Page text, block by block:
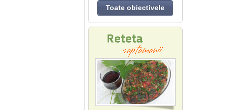
Toate obiectivele